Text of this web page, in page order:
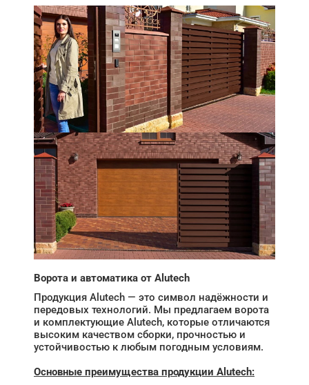
Ворота и автоматика от Alutech
Продукция Alutech — это символ надёжности и
передовых технологий. Мы предлагаем ворота
и комплектующие Alutech, которые отличаются
высоким качеством сборки, прочностью и
устойчивостью к любым погодным условиям.
Основные преимущества продукции Alutech: